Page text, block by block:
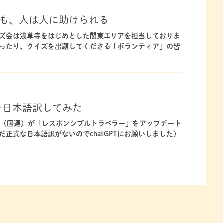
、人は人に助けられる
会は浅草寺をはじめとした関東エリアを担当しておりま
たり、クイズを出題してくださる「ボランティア」の皆
本語訳してみた
国連）が「レスポンシブルトラベラー」をアップデート
式な日本語訳がないのでchatGPTにお願いしました）